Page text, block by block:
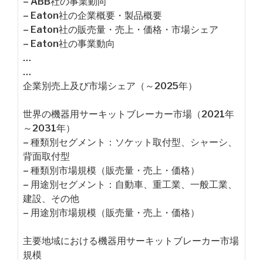
– Eaton社の企業概要・製品概要
– Eaton社の販売量・売上・価格・市場シェア
– Eaton社の事業動向
…
…
企業別売上及び市場シェア（～2025年）
世界の機器用サーキットブレーカー市場（2021年
～2031年）
– 種類別セグメント：ソケット取付型、シャーシ、
背面取付型
– 種類別市場規模（販売量・売上・価格）
– 用途別セグメント：自動車、重工業、一般工業、
建設、その他
– 用途別市場規模（販売量・売上・価格）
主要地域における機器用サーキットブレーカー市場
規模